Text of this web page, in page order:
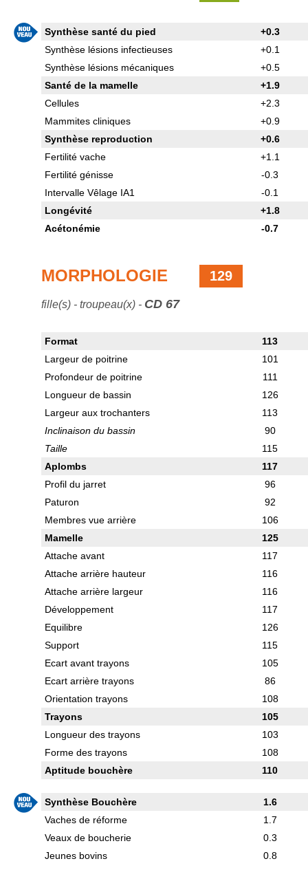
Synthèse santé du pied
+0.3
Synthèse lésions infectieuses
+0.1
Synthèse lésions mécaniques
+0.5
Santé de la mamelle
+1.9
Cellules
+2.3
Mammites cliniques
+0.9
Synthèse reproduction
+0.6
Fertilité vache
+1.1
Fertilité génisse
-0.3
Intervalle Vêlage IA1
-0.1
Longévité
+1.8
Acétonémie
-0.7
MORPHOLOGIE 129
fille(s) - troupeau(x) - CD 67
Format
113
Largeur de poitrine
101
Profondeur de poitrine
111
Longueur de bassin
126
Largeur aux trochanters
113
Inclinaison du bassin
90
Taille
115
Aplombs
117
Profil du jarret
96
Paturon
92
Membres vue arrière
106
Mamelle
125
Attache avant
117
Attache arrière hauteur
116
Attache arrière largeur
116
Développement
117
Equilibre
126
Support
115
Ecart avant trayons
105
Ecart arrière trayons
86
Orientation trayons
108
Trayons
105
Longueur des trayons
103
Forme des trayons
108
Aptitude bouchère
110
Synthèse Bouchère
1.6
Vaches de réforme
1.7
Veaux de boucherie
0.3
Jeunes bovins
0.8